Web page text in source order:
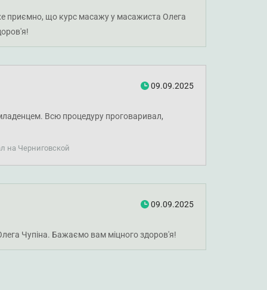
приємно, що курс масажу у масажиста Олега
09.09.2025
Всю процедуру проговаривал,
на Черниговской
09.09.2025
Чупіна. Бажаємо вам міцного здоров'я!